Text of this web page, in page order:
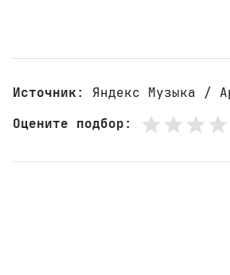
Источник: Яндекс Музыка /
Оцените подбор: